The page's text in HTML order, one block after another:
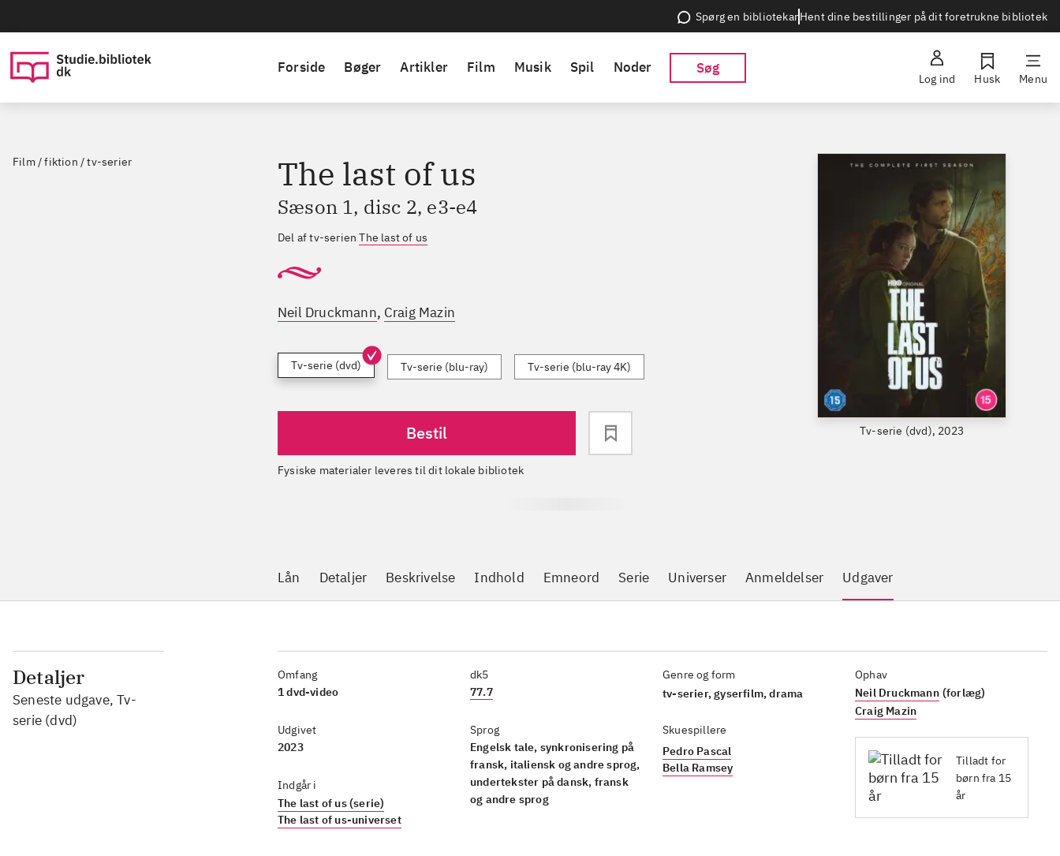
Spørg en bibliotekarHent dine bestillinger på dit foretrukne bibliotek
Forside Bøger Artikler Film Musik Spil Noder Søg
Log ind Husk Menu
Film / fiktion / tv-serier
Tv-serie (dvd), 2023
The last of us
Sæson 1, disc 2, e3-e4
Del af tv-serienThe last of us
Neil Druckmann, Craig Mazin
Tv-serie (dvd) Tv-serie (blu-ray) Tv-serie (blu-ray 4K)
Bestil
Fysiske materialer leveres til dit lokale bibliotek
Lån Detaljer Beskrivelse Indhold Emneord Serie Universer Anmeldelser Udgaver
Detaljer
Seneste udgave, Tv-
serie (dvd)
Omfang
1 dvd-video
Udgivet
2023
Indgår i
The last of us (serie)
The last of us-universet
dk5
77.7
Sprog
Engelsk tale, synkronisering på
fransk, italiensk og andre sprog,
undertekster på dansk, fransk
og andre sprog
Genre og form
tv-serier, gyserfilm, drama
Skuespillere
Pedro Pascal
Bella Ramsey
Ophav
Neil Druckmann (forlæg)
Craig Mazin
Tilladt for
børn fra 15
år